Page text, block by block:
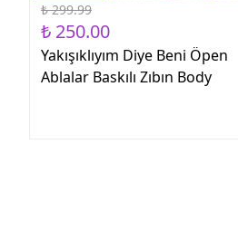
₺ 299.99
₺ 250.00
Yakışıklıyım Diye Beni Öpen
Ablalar Baskılı Zıbın Body